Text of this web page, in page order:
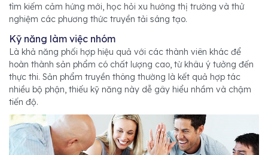
tìm kiếm cảm hứng mới, học hỏi xu hướng thị trường và thử
nghiệm các phương thức truyền tải sáng tạo.
Kỹ năng làm việc nhóm
Là khả năng phối hợp hiệu quả với các thành viên khác để
hoàn thành sản phẩm có chất lượng cao, từ khâu ý tưởng đến
thực thi. Sản phẩm truyền thông thường là kết quả hợp tác
nhiều bộ phận, thiếu kỹ năng này dễ gây hiểu nhầm và chậm
tiến độ.